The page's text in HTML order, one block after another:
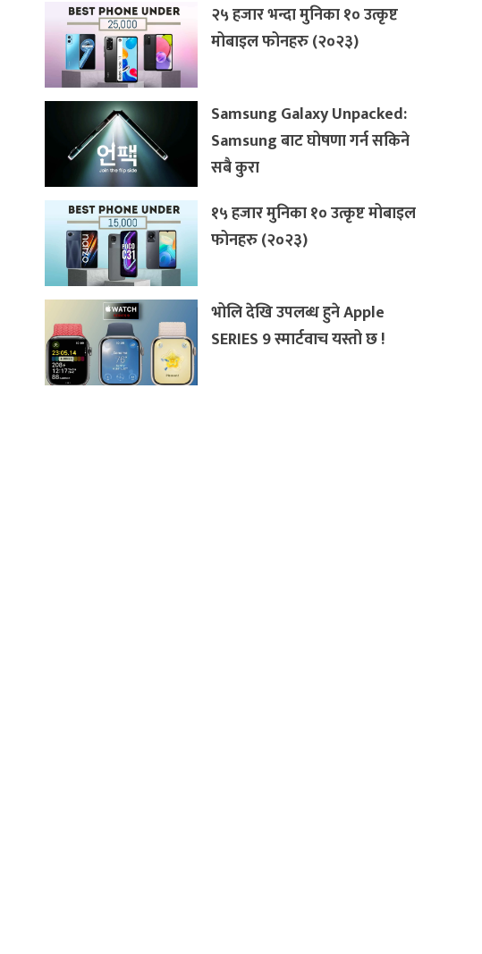
२५ हजार भन्दा मुनिका १० उत्कृष्ट
मोबाइल फोनहरु (२०२३)
Samsung Galaxy Unpacked:
Samsung बाट घोषणा गर्न सकिने
सबै कुरा
१५ हजार मुनिका १० उत्कृष्ट मोबाइल
फोनहरु (२०२३)
भोलि देखि उपलब्ध हुने Apple
SERIES 9 स्मार्टवाच यस्तो छ !